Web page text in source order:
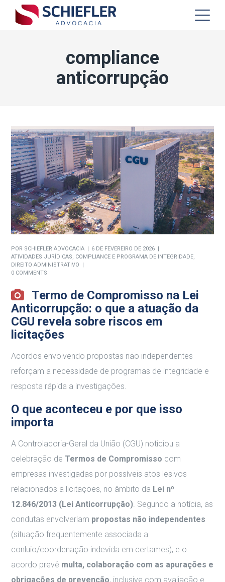
compliance
anticorrupção
POR SCHIEFLER ADVOCACIA
6 DE FEVEREIRO DE 2026
ATIVIDADES JURÍDICAS, COMPLIANCE E PROGRAMA DE INTEGRIDADE,
DIREITO ADMINISTRATIVO
0 COMMENTS
Termo de Compromisso na Lei
Anticorrupção: o que a atuação da
CGU revela sobre riscos em
licitações
Acordos envolvendo propostas não independentes
reforçam a necessidade de programas de integridade e
resposta rápida a investigações.
O que aconteceu e por que isso
importa
A Controladoria-Geral da União (CGU) noticiou a
celebração deTermos de Compromisso com
empresas investigadas por possíveis atos lesivos
relacionados a licitações, no âmbito da Lei nº
12.846/2013 (Lei Anticorrupção). Segundo a notícia, as
condutas envolveriam propostas não independentes
(situação frequentemente associada a
conluio/coordenação indevida em certames), e o
acordo prevê multa, colaboração com as apurações e
obrigações de prevenção, inclusive com avaliação e